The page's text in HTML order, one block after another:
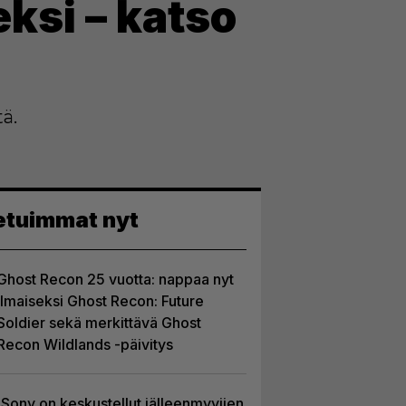
– katso
nyt
Recon 25 vuotta: nappaa nyt
Ghost Recon: Future
sekä merkittävä Ghost
Wildlands -päivitys